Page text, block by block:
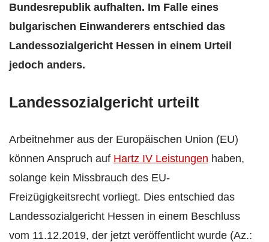
Bundesrepublik aufhalten. Im Falle eines
bulgarischen Einwanderers entschied das
Landessozialgericht Hessen in einem Urteil
jedoch anders.
Landessozialgericht urteilt
Arbeitnehmer aus der Europäischen Union (EU)
können Anspruch auf Hartz IV Leistungen haben,
solange kein Missbrauch des EU-
Freizügigkeitsrecht vorliegt. Dies entschied das
Landessozialgericht Hessen in einem Beschluss
vom 11.12.2019, der jetzt veröffentlicht wurde (Az.: